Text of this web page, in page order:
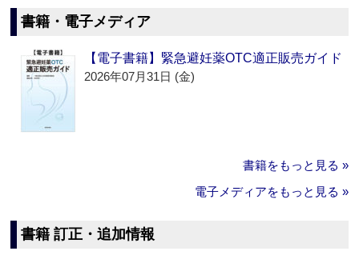
書籍・電子メディア
【電子書籍】緊急避妊薬OTC適正販売ガイド
2026年07月31日 (金)
書籍をもっと見る »
電子メディアをもっと見る »
書籍 訂正・追加情報